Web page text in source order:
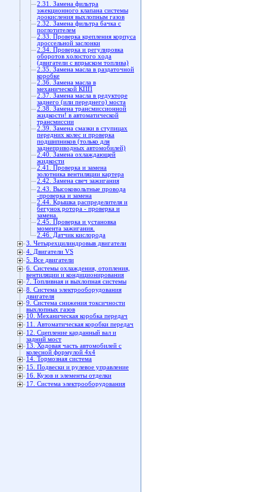
2.31. Замена фильтра
эжекционного клапана системы
доокисления выхлопным газов
2.32. Замена фильтра бачка с
поглотителем
2.33. Проверка крепления корпуса
дроссельной заслонки
2.34. Проверка и регулировка
оборотов холостого хода
(двигатели с впрыском топлива)
2.35. Замена масла в раздаточной
коробке
2.36. Замена масла в
механической КПП
2.37. Замена масла в редукторе
заднего (или переднего) моста
2.38. Замена трансмиссионной
жидкости! в автоматической
трансмиссии
2.39. Замена смазки в ступицах
передних колес и проверка
подшипников (только для
заднеприводных автомобилей)
2.40. Замена охлаждающей
жидкости
2.41. Проверка и замена
золотника вентиляции картера
2.42. Замена свеч зажигания
2.43. Высоковольтные провода
-проверка и замена
2.44. Крышка распределителя и
бегунок ротора - проверка и
замена.
2.45. Проверка и установка
момента зажигания.
2.46. Датчик кислорода
3. Четырехцилиндровыв двигатели
4. Двигатели VS
5. Все двигатели
6. Системы охлаждения, отопления,
вентиляции и кондиционирования
7. Топливная и выхлопная системы
8. Система электрооборудования
двигателя
9. Система снижения токсичности
выхлопных газов
10. Механическая коробка передач
11. Автоматическая коробки передач
12. Сцепление карданный вал и
задний мост
13. Ходовая часть автомобилей с
колесной формулой 4x4
14. Тормозная система
15. Подвески и рулевое управление
16. Кузов и элементы отделки
17. Система электрооборудования